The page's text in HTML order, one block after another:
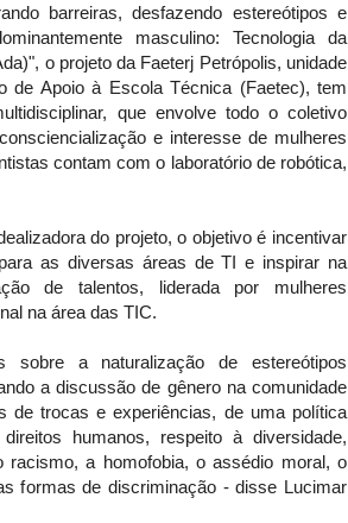
barreiras, desfazendo estereótipos e
masculino: Tecnologia da
o projeto da Faeterj Petrópolis, unidade
de Apoio à Escola Técnica (Faetec), tem
que envolve todo o coletivo
e interesse de mulheres
contam com o laboratório de robótica,
do projeto, o objetivo é incentivar
as diversas áreas de TI e inspirar na
de talentos, liderada por mulheres
na área das TIC.
a naturalização de estereótipos
a discussão de gênero na comunidade
de trocas e experiências, de uma política
humanos, respeito à diversidade,
a homofobia, o assédio moral, o
formas de discriminação - disse Lucimar